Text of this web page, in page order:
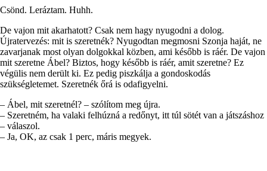
Csönd. Leráztam. Huhh.
De vajon mit akarhatott? Csak nem hagy nyugodni a dolog.
Újratervezés: mit is szeretnék? Nyugodtan megmosni Szonja haját, ne
zavarjanak most olyan dolgokkal közben, ami később is ráér. De vajon
mit szeretne Ábel? Biztos, hogy később is ráér, amit szeretne? Ez
végülis nem derült ki. Ez pedig piszkálja a gondoskodás
szükségletemet. Szeretnék őrá is odafigyelni.
– Ábel, mit szeretnél? – szólítom meg újra.
– Szeretném, ha valaki felhúzná a redőnyt, itt túl sötét van a játszáshoz
– válaszol.
– Ja, OK, az csak 1 perc, máris megyek.